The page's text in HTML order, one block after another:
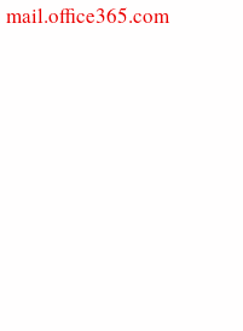
mail.office365.com